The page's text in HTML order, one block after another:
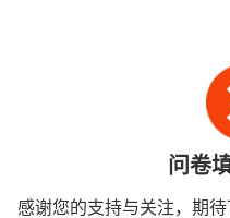
问卷
感谢您的支持与关注，期